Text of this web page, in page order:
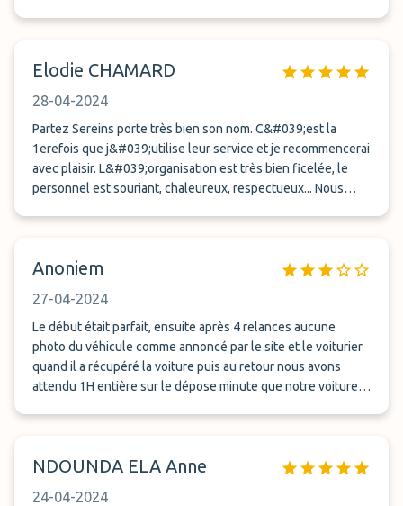
même jour que mon retour. Pas de chance. Véhicule
véritable mais aucune dégradation. Donc Parfait. Partez
serein donc. Les concurrents devraient s&#039;inspirer
(E_T_R !). )
Elodie CHAMARD
28-04-2024
Partez Sereins porte très bien son nom. C&#039;est la
1erefois que j&#039;utilise leur service et je recommencerai
avec plaisir. L&#039;organisation est très bien ficelée, le
personnel est souriant, chaleureux, respectueux... Nous
Je recommande complètement. Merci à Partez Sereins pour
Anoniem
27-04-2024
Le début était parfait, ensuite après 4 relances aucune
photo du véhicule comme annoncé par le site et le voiturier
quand il a récupéré la voiture puis au retour nous avons
attendu 1H entière sur le dépose minute que notre voiture
NDOUNDA ELA Anne
24-04-2024